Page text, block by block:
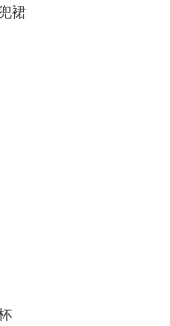
裙